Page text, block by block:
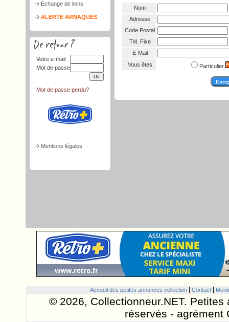
Echange de liens
ALERTE ARNAQUES
Votre e-mail
Mot de passe
Mot de passe perdu?
Mentions légales
Nom
Adresse
Code Postal
Tél. Fixe
E-Mail
Vous êtes
Particulier
Accueil des petites annonces collection Contact
© 2026, Collectionneur.NET.
réservés - agrément